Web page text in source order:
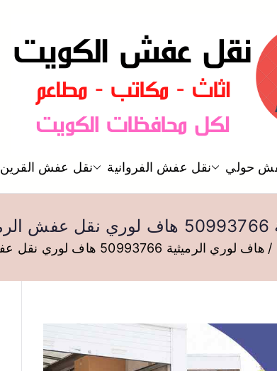
نقل عفش
نقل عفش الكويت حولي نقل عفش الفروانية نقل عفش القرين
هاف لوري الرميثية 50993766 هاف لوري نقل عفش الرميثية